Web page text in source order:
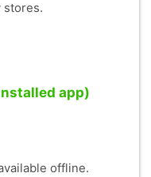
stores.
app)
offline.